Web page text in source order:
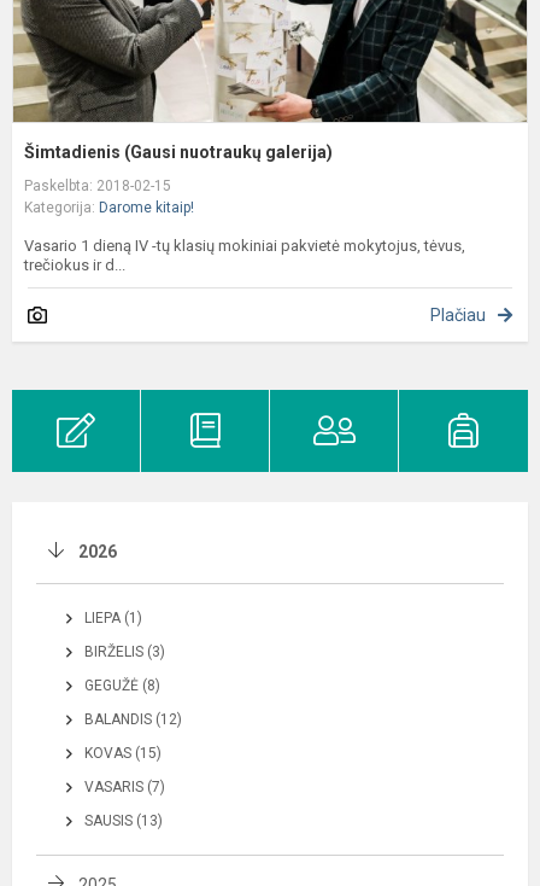
Šimtadienis (Gausi nuotraukų galerija)
Paskelbta: 2018-02-15
Kategorija: Darome kitaip!
Vasario 1 dieną IV -tų klasių mokiniai pakvietė mokytojus, tėvus,
trečiokus ir d...
Plačiau
2026
LIEPA (1)
BIRŽELIS (3)
GEGUŽĖ (8)
BALANDIS (12)
KOVAS (15)
VASARIS (7)
SAUSIS (13)